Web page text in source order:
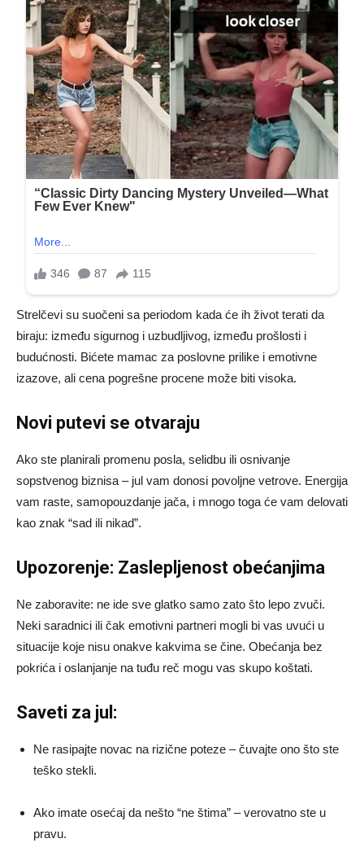
Strelčevi su suočeni sa periodom kada će ih život terati da
biraju: između sigurnog i uzbudljivog, između prošlosti i
budućnosti. Bićete mamac za poslovne prilike i emotivne
izazove, ali cena pogrešne procene može biti visoka.
Novi putevi se otvaraju
Ako ste planirali promenu posla, selidbu ili osnivanje
sopstvenog biznisa – jul vam donosi povoljne vetrove. Energija
vam raste, samopouzdanje jača, i mnogo toga će vam delovati
kao znak “sad ili nikad”.
Upozorenje: Zaslepljenost obećanjima
Ne zaboravite: ne ide sve glatko samo zato što lepo zvuči.
Neki saradnici ili čak emotivni partneri mogli bi vas uvući u
situacije koje nisu onakve kakvima se čine. Obećanja bez
pokrića i oslanjanje na tuđu reč mogu vas skupo koštati.
Saveti za jul:
Ne rasipajte novac na rizične poteze – čuvajte ono što ste
teško stekli.
Ako imate osećaj da nešto “ne štima” – verovatno ste u
pravu.